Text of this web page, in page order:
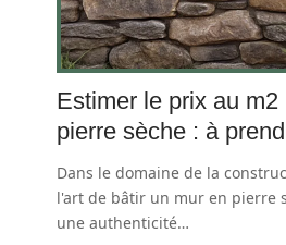
Estimer le prix au
pierre sèche : à
Dans le domaine de la
l'art de bâtir un mur en pierre
une authenticité…